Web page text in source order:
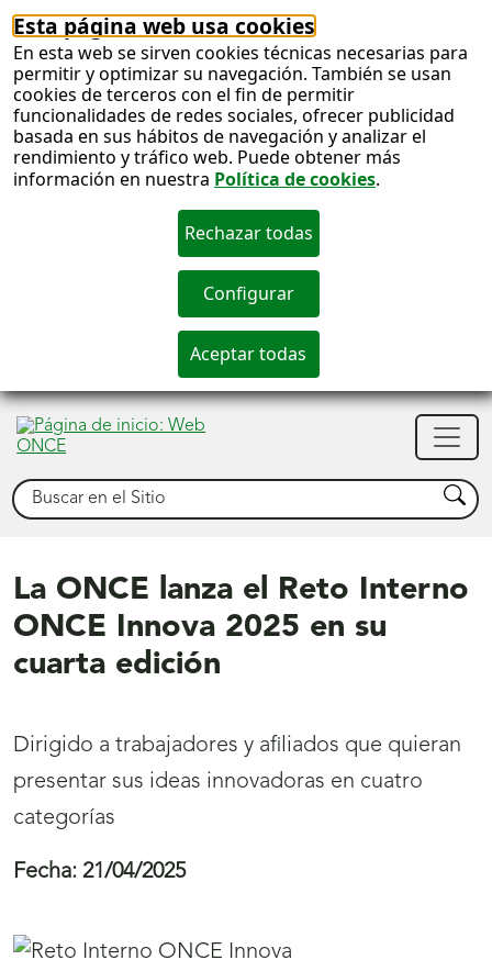
Esta página web usa cookies
En esta web se sirven cookies técnicas necesarias para
permitir y optimizar su navegación. También se usan
cookies de terceros con el fin de permitir
funcionalidades de redes sociales, ofrecer publicidad
basada en sus hábitos de navegación y analizar el
rendimiento y tráfico web. Puede obtener más
información en nuestra Política de cookies.
Buscar Buscar
La ONCE lanza el Reto Interno
ONCE Innova 2025 en su
cuarta edición
Dirigido a trabajadores y afiliados que quieran
presentar sus ideas innovadoras en cuatro
categorías
Fecha: 21/04/2025